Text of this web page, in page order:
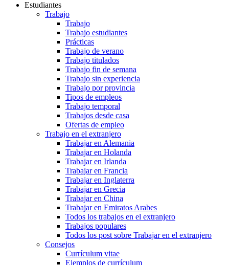
Estudiantes
Trabajo
Trabajo
Trabajo estudiantes
Prácticas
Trabajo de verano
Trabajo titulados
Trabajo fin de semana
Trabajo sin experiencia
Trabajo por provincia
Tipos de empleos
Trabajo temporal
Trabajos desde casa
Ofertas de empleo
Trabajo en el extranjero
Trabajar en Alemania
Trabajar en Holanda
Trabajar en Irlanda
Trabajar en Francia
Trabajar en Inglaterra
Trabajar en Grecia
Trabajar en China
Trabajar en Emiratos Arabes
Todos los trabajos en el extranjero
Trabajos populares
Todos los post sobre Trabajar en el extranjero
Consejos
Currículum vitae
Ejemplos de currículum